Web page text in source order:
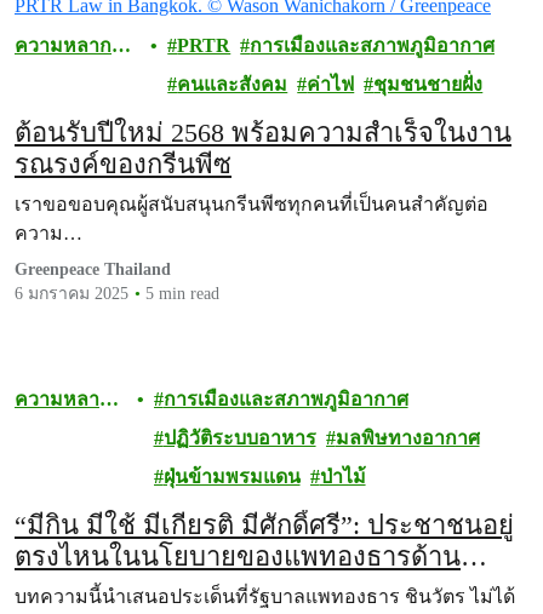
ความหลาก
PRTR
การเมืองและสภาพภูมิอากาศ
คนและสังคม
ค่าไฟ ชุมชนชายฝั่ง
ต้อนรับปีใหม่ 2568 พร้อมความสำเร็จในงาน
รณรงค์ของกรีนพีซ
เราขอขอบคุณผู้สนับสนุนกรีนพีซทุกคนที่เป็นคนสำคัญต่อ
ความ…
Greenpeace Thailand
6 มกราคม 2025
5 min read
ความหลาก
การเมืองและสภาพภูมิอากาศ
ปฏิวัติระบบอาหาร
มลพิษทางอากาศ
ฝุ่นข้ามพรมแดน
ป่าไม้
“มีกิน มีใช้ มีเกียรติ มีศักดิ์ศรี”: ประชาชนอยู่
ตรงไหนในนโยบายของแพทองธารด้าน
ปัญหาฝุ่นพิษข้ามพรมแดน
บทความนี้นำเสนอประเด็นที่รัฐบาลแพทองธาร ชินวัตร ไม่ได้